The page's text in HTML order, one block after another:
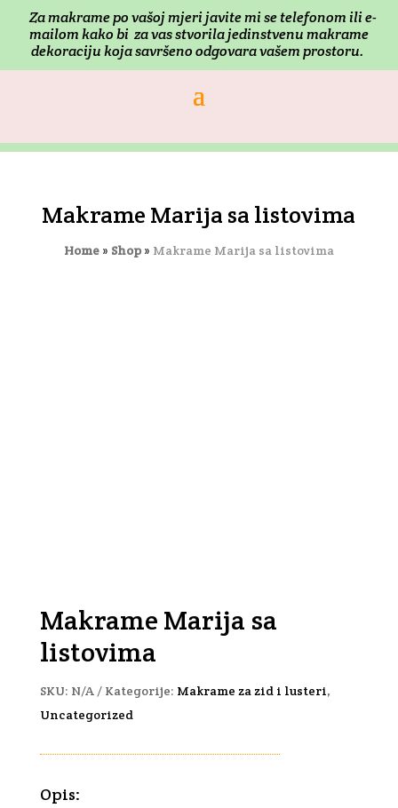
Za makrame po vašoj mjeri javite mi se telefonom ili e-
mailom kako bi za vas stvorila jedinstvenu makrame
dekoraciju koja savršeno odgovara vašem prostoru.
Makrame Marija sa listovima
Home» Shop» Makrame Marija sa listovima
Makrame Marija sa
listovima
SKU: N/A Kategorije: Makrame za zid i lusteri,
Uncategorized
Opis: